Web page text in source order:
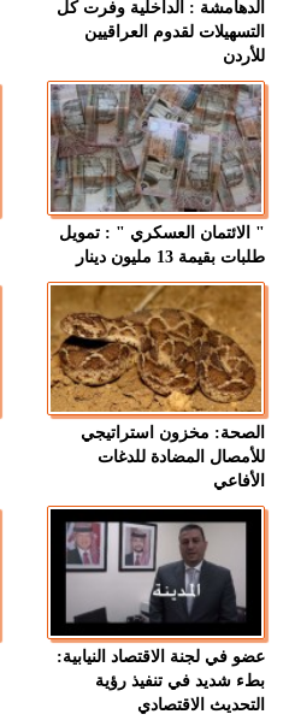
الدهامشة : الداخلية وفرت كل
التسهيلات لقدوم العراقيين
للأردن
" الائتمان العسكري " : تمويل
طلبات بقيمة 13 مليون دينار
الصحة: مخزون استراتيجي
للأمصال المضادة للدغات
الأفاعي
عضو في لجنة الاقتصاد النيابية:
بطء شديد في تنفيذ رؤية
التحديث الاقتصادي